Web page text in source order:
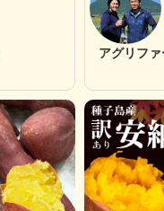
アグリファ